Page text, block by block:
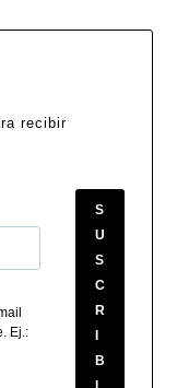
recibir
Ej.:
S
U
S
C
R
B